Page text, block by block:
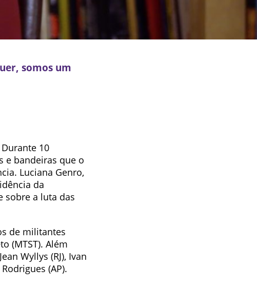
somos um
10
e bandeiras que o
Luciana Genro,
da
sobre a luta das
de militantes
(MTST). Além
Wyllys (RJ), Ivan
(AP).